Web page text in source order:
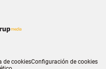
de cookiesConfiguración de cookies